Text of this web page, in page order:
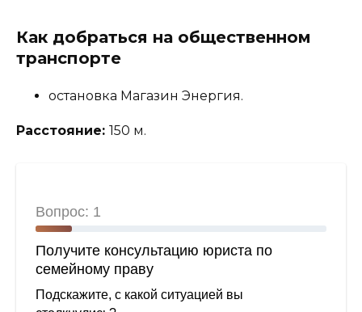
Как добраться на общественном
транспорте
остановка Магазин Энергия.
Расстояние: 150 м.